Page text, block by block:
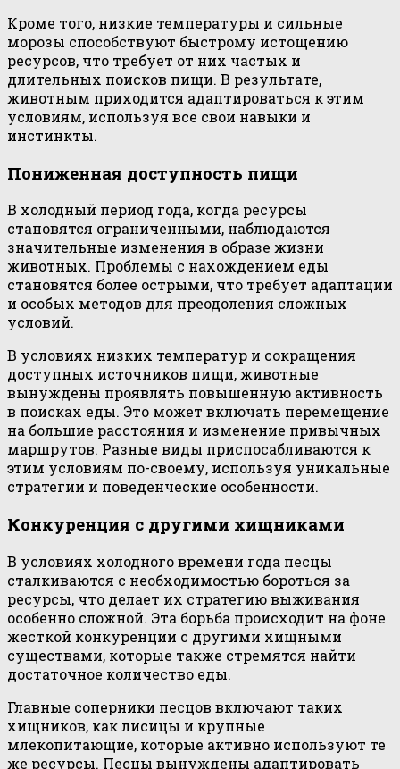
Кроме того, низкие температуры и сильные
морозы способствуют быстрому истощению
ресурсов, что требует от них частых и
длительных поисков пищи. В результате,
животным приходится адаптироваться к этим
условиям, используя все свои навыки и
инстинкты.
Пониженная доступность пищи
В холодный период года, когда ресурсы
становятся ограниченными, наблюдаются
значительные изменения в образе жизни
животных. Проблемы с нахождением еды
становятся более острыми, что требует адаптации
и особых методов для преодоления сложных
условий.
В условиях низких температур и сокращения
доступных источников пищи, животные
вынуждены проявлять повышенную активность
в поисках еды. Это может включать перемещение
на большие расстояния и изменение привычных
маршрутов. Разные виды приспосабливаются к
этим условиям по-своему, используя уникальные
стратегии и поведенческие особенности.
Конкуренция с другими хищниками
В условиях холодного времени года песцы
сталкиваются с необходимостью бороться за
ресурсы, что делает их стратегию выживания
особенно сложной. Эта борьба происходит на фоне
жесткой конкуренции с другими хищными
существами, которые также стремятся найти
достаточное количество еды.
Главные соперники песцов включают таких
хищников, как лисицы и крупные
млекопитающие, которые активно используют те
же ресурсы. Песцы вынуждены адаптировать